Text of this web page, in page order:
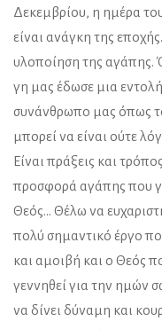
Δεκεμβρίου, η ημέρα
είναι ανάγκη της
υλοποίηση της αγάπης.
γη μας έδωσε μια
συνάνθρωπο μας όπως
μπορεί να είναι ούτε
Είναι πράξεις και
προσφορά αγάπης που
Θεός… Θέλω να
πολύ σημαντικό έργο
και αμοιβή και ο Θεός
γεννηθεί για την ημών
να δίνει δύναμη και